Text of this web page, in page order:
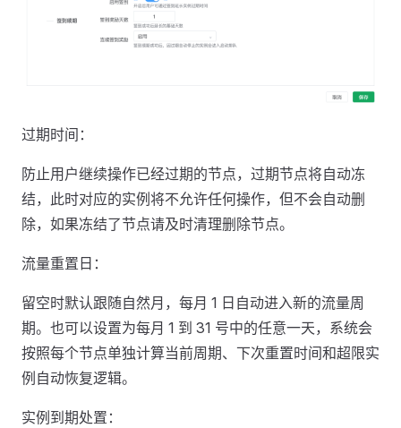
过期时间：
防止用户继续操作已经过期的节点，过期节点将自动冻
结，此时对应的实例将不允许任何操作，但不会自动删
除，如果冻结了节点请及时清理删除节点。
流量重置日：
留空时默认跟随自然月，每月 1 日自动进入新的流量周
期。也可以设置为每月 1 到 31 号中的任意一天，系统会
按照每个节点单独计算当前周期、下次重置时间和超限实
例自动恢复逻辑。
实例到期处置：